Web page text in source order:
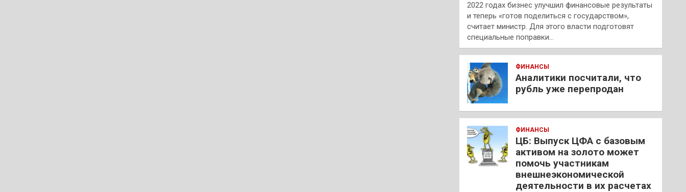
2022 годах бизнес улучшил финансовые результаты
и теперь «готов поделиться с государством»,
считает министр. Для этого власти подготовят
специальные поправки…
ФИНАНСЫ
Аналитики посчитали, что
рубль уже перепродан
ФИНАНСЫ
ЦБ: Выпуск ЦФА с базовым
активом на золото может
помочь участникам
внешнеэкономической
деятельности в их расчетах